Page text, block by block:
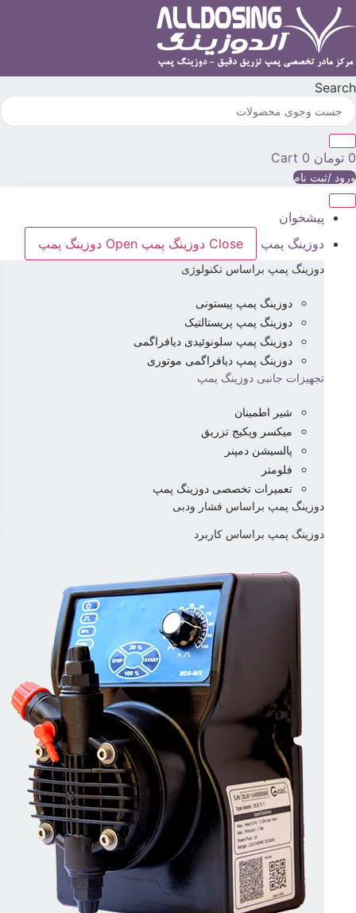
Search
0 تومان 0
Cart
ورود /ثبت نام
پیشخوان
دوزینگ پمپ
Close دوزینگ پمپ Open دوزینگ پمپ
دوزینگ پمپ براساس تکنولوژی
دوزینگ پمپ پیستونی
دوزینگ پمپ پریستالتیک
دوزینگ پمپ سلونوئیدی دیافراگمی
دوزینگ پمپ دیافراگمی موتوری
تجهیزات جانبی دوزینگ پمپ
شیر اطمینان
میکسر وپکیج تزریق
پالسیشن دمپنر
فلومتر
تعمیرات تخصصی دوزینگ پمپ
دوزینگ پمپ براساس فشار ودبی
دوزینگ پمپ براساس کاربرد